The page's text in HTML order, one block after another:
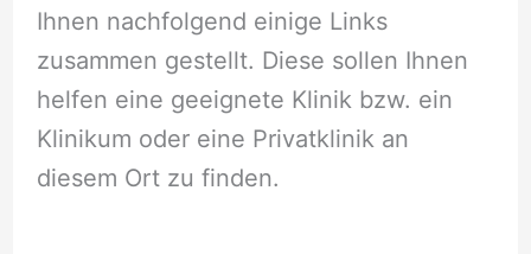
Ihnen nachfolgend einige Links
zusammen gestellt. Diese sollen Ihnen
helfen eine geeignete Klinik bzw. ein
Klinikum oder eine Privatklinik an
diesem Ort zu finden.